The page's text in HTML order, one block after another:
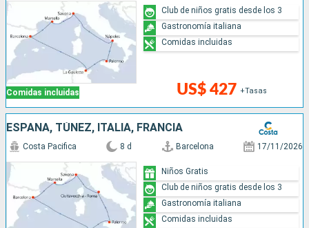
Comidas incluidas US$ 427 +Tasas
Club de niños gratis desde los 3
Gastronomía italiana
Comidas incluidas
ESPAÑA, TÚNEZ, ITALIA, FRANCIA
Costa Pacifica 8 d Barcelona 17/11/2026
Niños Gratis
Club de niños gratis desde los 3
Gastronomía italiana
Comidas incluidas